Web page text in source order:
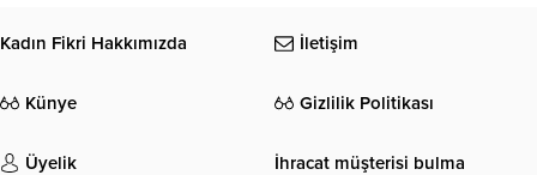
Kadın Fikri Hakkımızda İletişim
Künye Gizlilik Politikası
Üyelik İhracat müşterisi bulma